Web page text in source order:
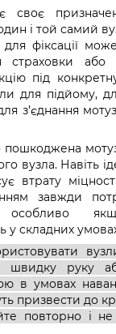
своє
і той самий
фіксації
страховки або
під
для підйому,
з’єднання
пошкоджена
вузла. Навіть
втрату
завжди
особливо
у складних
швидку руку
в умовах
призвести до
повторно і не